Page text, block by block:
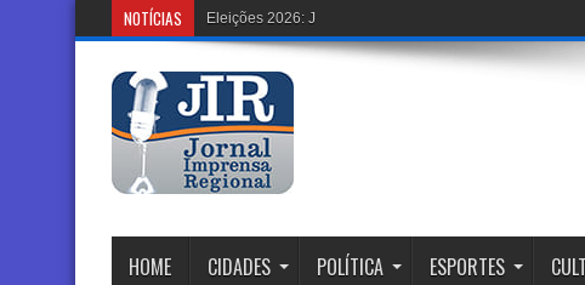
NOTÍCIAS Eleições 2026: Justiça Eleitoral Renova Urnas c
HOME CIDADES POLÍTICA ESPORTES